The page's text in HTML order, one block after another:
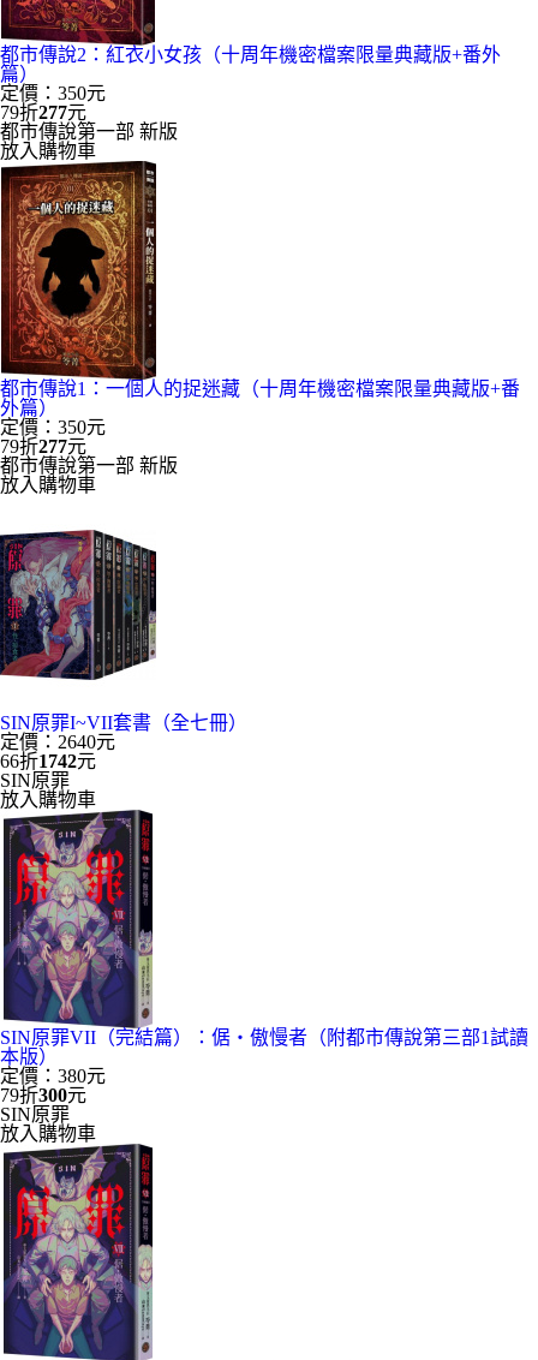
都市傳說2：紅衣小女孩（十周年機密檔案限量典藏版+番外
篇）
定價：350元
79折277元
都市傳說第一部 新版
放入購物車
都市傳說1：一個人的捉迷藏（十周年機密檔案限量典藏版+番
外篇）
定價：350元
79折277元
都市傳說第一部 新版
放入購物車
SIN原罪I~VII套書（全七冊）
定價：2640元
66折1742元
SIN原罪
放入購物車
SIN原罪VII（完結篇）：倨‧傲慢者（附都市傳說第三部1試讀
本版）
定價：380元
79折300元
SIN原罪
放入購物車